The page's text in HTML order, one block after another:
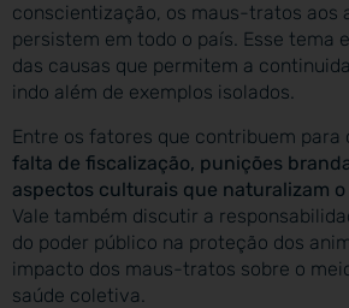
conscientização, os maus-tratos aos
persistem em todo o país. Esse tema
das causas que permitem a
indo além de exemplos isolados.
Entre os fatores que contribuem para
falta de fiscalização, punições
aspectos culturais que naturalizam
Vale também discutir a
do poder público na proteção dos
impacto dos maus-tratos sobre o
saúde coletiva.